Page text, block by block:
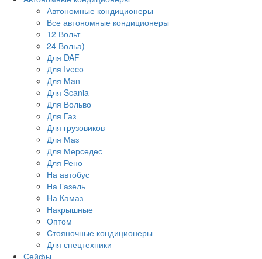
Автономные кондиционеры
Все автономные кондиционеры
12 Вольт
24 Вольа)
Для DAF
Для Iveco
Для Man
Для Scania
Для Вольво
Для Газ
Для грузовиков
Для Маз
Для Мерседес
Для Рено
На автобус
На Газель
На Камаз
Накрышные
Оптом
Стояночные кондиционеры
Для спецтехники
Сейфы